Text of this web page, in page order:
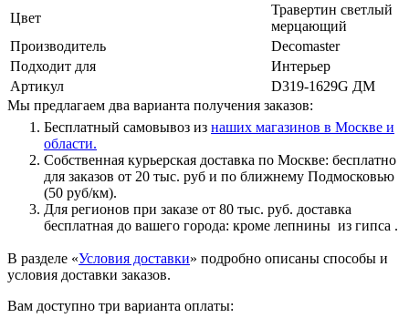
Цвет
Травертин светлый
мерцающий
Производитель
Decomaster
Подходит для
Интерьер
Артикул
D319-1629G ДМ
Мы предлагаем два варианта получения заказов:
Бесплатный самовывоз из наших магазинов в Москве и
области.
Собственная курьерская доставка по Москве: бесплатно
для заказов от 20 тыс. руб и по ближнему Подмосковью
(50 руб/км).
Для регионов при заказе от 80 тыс. руб. доставка
бесплатная до вашего города: кроме лепнины из гипса .
В разделе «Условия доставки» подробно описаны способы и
условия доставки заказов.
Вам доступно три варианта оплаты: